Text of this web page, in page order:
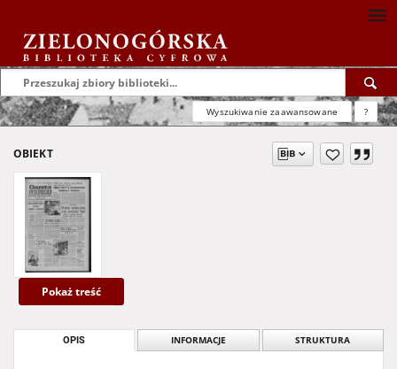
Wyszukiwanie zaawansowane ?
OBIEKT
Pokaż treść
OPIS INFORMACJE STRUKTURA